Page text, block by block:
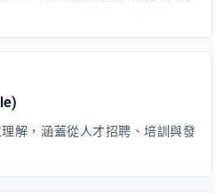
解，涵蓋從人才招聘、培訓與發